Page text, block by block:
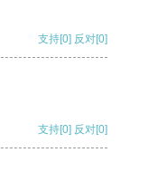
支持[0] 反对[0]
支持[0] 反对[0]